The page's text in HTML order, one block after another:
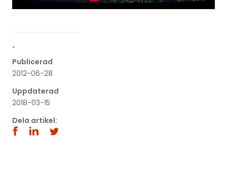
´
Publicerad
2012-06-28
Uppdaterad
2018-03-15
Dela artikel: